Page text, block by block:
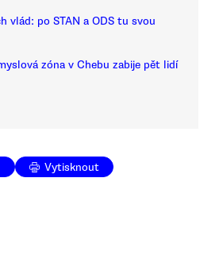
vlád: po STAN a ODS tu svou
zóna v Chebu zabije pět lidí
Vytisknout